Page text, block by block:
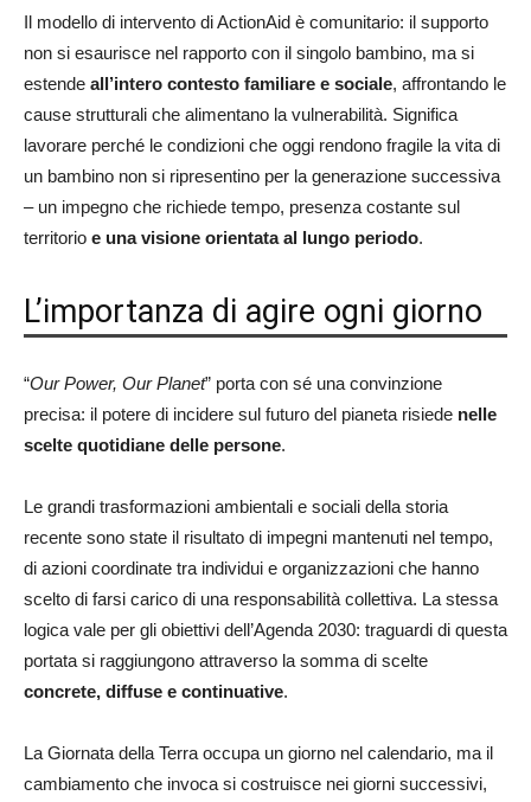
Il modello di intervento di ActionAid è comunitario: il supporto
non si esaurisce nel rapporto con il singolo bambino, ma si
estende all’intero contesto familiare e sociale, affrontando le
cause strutturali che alimentano la vulnerabilità. Significa
lavorare perché le condizioni che oggi rendono fragile la vita di
un bambino non si ripresentino per la generazione successiva
– un impegno che richiede tempo, presenza costante sul
territorio e una visione orientata al lungo periodo.
L’importanza di agire ogni giorno
“Our Power, Our Planet” porta con sé una convinzione
precisa: il potere di incidere sul futuro del pianeta risiede nelle
scelte quotidiane delle persone.
Le grandi trasformazioni ambientali e sociali della storia
recente sono state il risultato di impegni mantenuti nel tempo,
di azioni coordinate tra individui e organizzazioni che hanno
scelto di farsi carico di una responsabilità collettiva. La stessa
logica vale per gli obiettivi dell’Agenda 2030: traguardi di questa
portata si raggiungono attraverso la somma di scelte
concrete, diffuse e continuative.
La Giornata della Terra occupa un giorno nel calendario, ma il
cambiamento che invoca si costruisce nei giorni successivi,